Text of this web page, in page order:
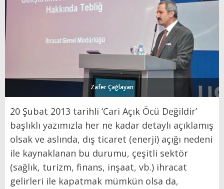
Zafer Çağlayan
20 Şubat 2013 tarihli ‘Cari Açık Öcü Değildir’
başlıklı yazımızla her ne kadar detaylı açıklamış
olsak ve aslında, dış ticaret (enerji) açığı nedeni
ile kaynaklanan bu durumu, çeşitli sektör
(sağlık, turizm, finans, inşaat, vb.) ihracat
gelirleri ile kapatmak mümkün olsa da,